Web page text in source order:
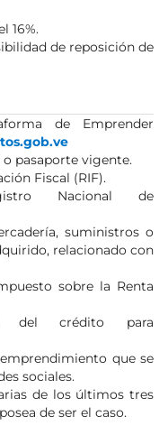
16%.
de reposición de
de Emprender
pasaporte vigente.
Fiscal (RIF).
Nacional de
suministros o
relacionado con
sobre la Renta
del crédito para
que se
sociales.
de los últimos tres
de ser el caso.